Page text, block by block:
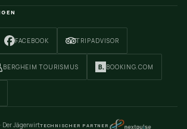
FACEBOOK TRIPADVISOR
BERGHEIM TOURISMUS BOOKING.COM
Der JägerwirtTECHNISCHER PARTNER